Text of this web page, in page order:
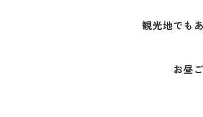
観光地でも
お昼